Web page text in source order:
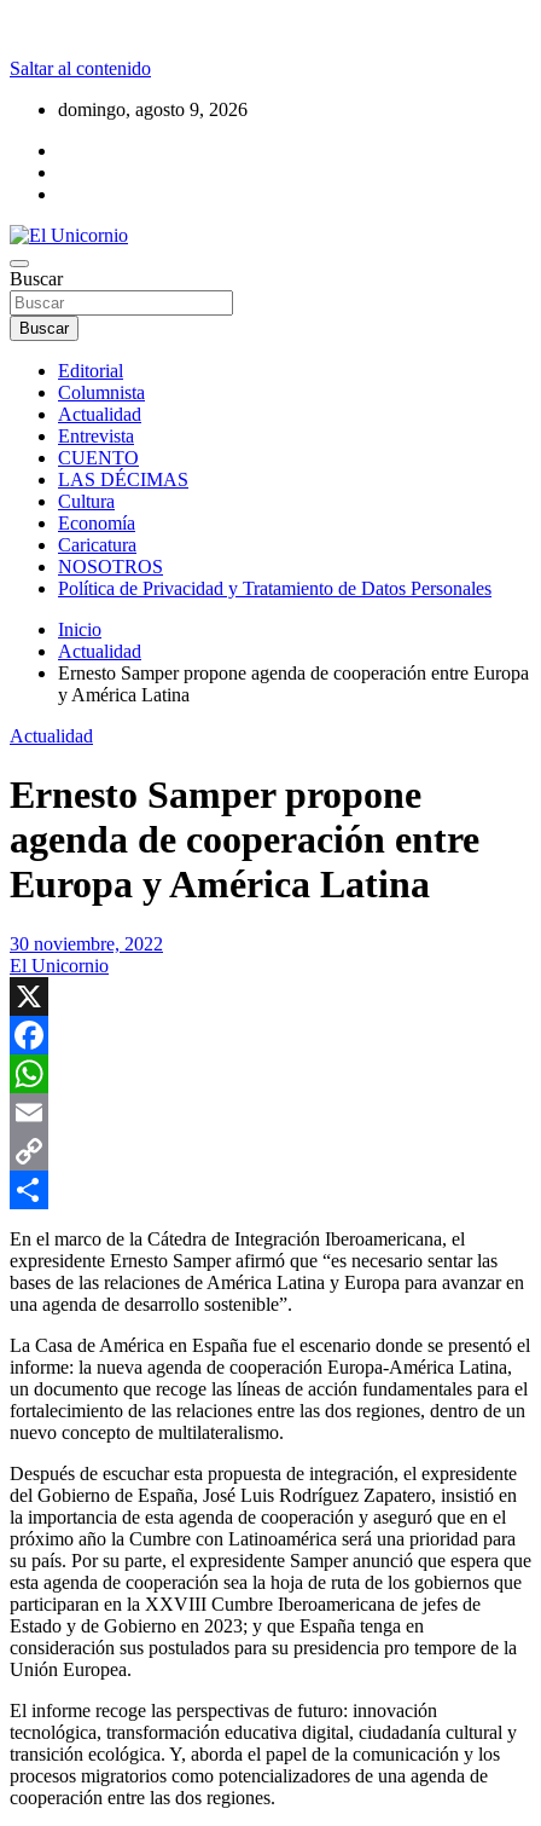
Saltar al contenido
domingo, agosto 9, 2026
El Unicornio
La realidad supera la fantasía
Buscar
Buscar
Editorial
Columnista
Actualidad
Entrevista
CUENTO
LAS DÉCIMAS
Cultura
Economía
Caricatura
NOSOTROS
Política de Privacidad y Tratamiento de Datos Personales
Inicio
Actualidad
Ernesto Samper propone agenda de cooperación entre Europa
y América Latina
Actualidad
Ernesto Samper propone
agenda de cooperación entre
Europa y América Latina
30 noviembre, 2022
El Unicornio
X
Facebook
WhatsApp
Email
Copy
Link
Compartir
En el marco de la Cátedra de Integración Iberoamericana, el
expresidente Ernesto Samper afirmó que “es necesario sentar las
bases de las relaciones de América Latina y Europa para avanzar en
una agenda de desarrollo sostenible”.
La Casa de América en España fue el escenario donde se presentó el
informe: la nueva agenda de cooperación Europa-América Latina,
un documento que recoge las líneas de acción fundamentales para el
fortalecimiento de las relaciones entre las dos regiones, dentro de un
nuevo concepto de multilateralismo.
Después de escuchar esta propuesta de integración, el expresidente
del Gobierno de España, José Luis Rodríguez Zapatero, insistió en
la importancia de esta agenda de cooperación y aseguró que en el
próximo año la Cumbre con Latinoamérica será una prioridad para
su país. Por su parte, el expresidente Samper anunció que espera que
esta agenda de cooperación sea la hoja de ruta de los gobiernos que
participaran en la XXVIII Cumbre Iberoamericana de jefes de
Estado y de Gobierno en 2023; y que España tenga en
consideración sus postulados para su presidencia pro tempore de la
Unión Europea.
El informe recoge las perspectivas de futuro: innovación
tecnológica, transformación educativa digital, ciudadanía cultural y
transición ecológica. Y, aborda el papel de la comunicación y los
procesos migratorios como potencializadores de una agenda de
cooperación entre las dos regiones.